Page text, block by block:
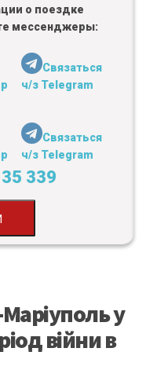
о поездке
мессенджеры:
Связаться
ч/з Telegram
Связаться
ч/з Telegram
339
у
війни в